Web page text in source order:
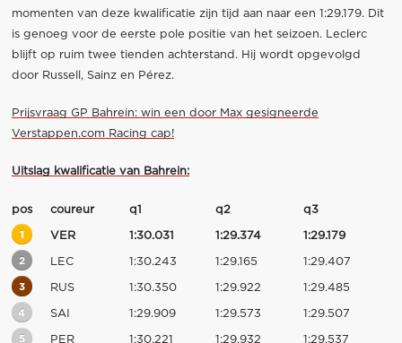
momenten van deze kwalificatie zijn tijd aan naar een 1:29.179. Dit
is genoeg voor de eerste pole positie van het seizoen. Leclerc
blijft op ruim twee tienden achterstand. Hij wordt opgevolgd
door Russell, Sainz en Pérez.
Prijsvraag GP Bahrein: win een door Max gesigneerde
Verstappen.com Racing cap!
Uitslag kwalificatie van Bahrein:
pos coureur q1 q2 q3
1 VER 1:30.031 1:29.374 1:29.179
2 LEC 1:30.243 1:29.165 1:29.407
3 RUS 1:30.350 1:29.922 1:29.485
4 SAI 1:29.909 1:29.573 1:29.507
5 PER 1:30.221 1:29.932 1:29.537